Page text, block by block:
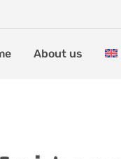
About us